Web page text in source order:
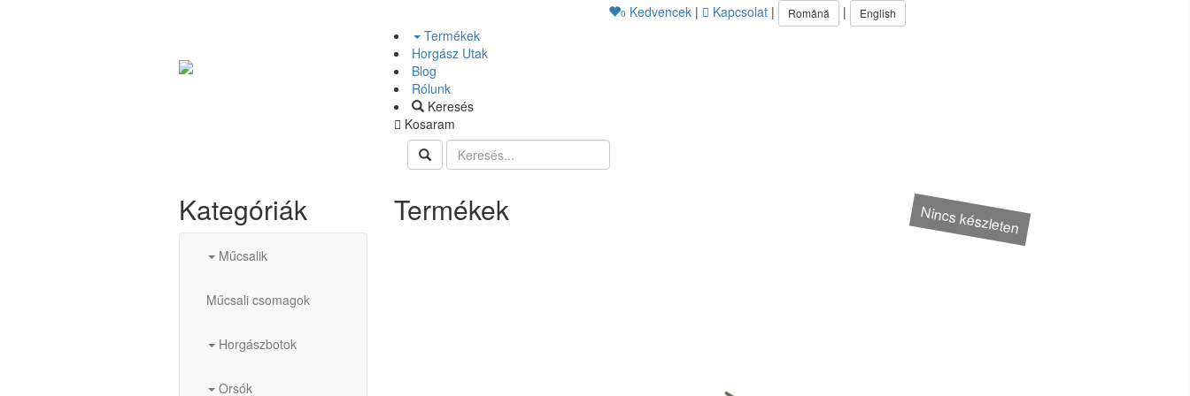
0 Kedvencek | Kapcsolat | Română | English
Termékek
Horgász Utak
Blog
Rólunk
Keresés
Kosaram
Kategóriák
Műcsalik
Műcsali csomagok
Horgászbotok
Orsók
Termékek Nincs készleten